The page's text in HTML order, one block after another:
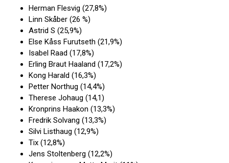
Herman Flesvig (27,8%)
Linn Skåber (26 %)
Astrid S (25,9%)
Else Kåss Furutseth (21,9%)
Isabel Raad (17,8%)
Erling Braut Haaland (17,2%)
Kong Harald (16,3%)
Petter Northug (14,4%)
Therese Johaug (14,1)
Kronprins Haakon (13,3%)
Fredrik Solvang (13,3%)
Silvi Listhaug (12,9%)
Tix (12,8%)
Jens Stoltenberg (12,2%)